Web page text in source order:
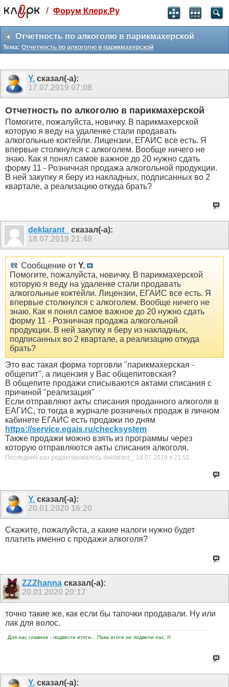
Святые угодники, Клерк без рекламы
прекрасен:)
месяц
3 месяца
259 ₽
-10%
499 ₽
-15%
Отмена Оплатить
/ Форум Клерк.Ру
Отчетность по алкоголю в парикмахерской
Тема: Отчетность по алкоголю в парикмахерской
Y. сказал(-а):
17.07.2019 07:08
Отчетность по алкоголю в парикмахерской
Помогите, пожалуйста, новичку. В парикмахерской
которую я веду на удаленке стали продавать
алкогольные коктейли. Лицензии, ЕГАИС все есть. Я
впервые столкнулся с алкоголем. Вообще ничего не
знаю. Как я понял самое важное до 20 нужно сдать
форму 11 - Розничная продажа алкогольной продукции.
В ней закупку я беру из накладных, подписанных во 2
квартале, а реализацию откуда брать?
deklarant_
сказал(-а):
18.07.2019 21:49
Сообщение от Y.
Помогите, пожалуйста, новичку. В парикмахерской
которую я веду на удаленке стали продавать
алкогольные коктейли. Лицензии, ЕГАИС все есть. Я
впервые столкнулся с алкоголем. Вообще ничего не
знаю. Как я понял самое важное до 20 нужно сдать
форму 11 - Розничная продажа алкогольной
продукции. В ней закупку я беру из накладных,
подписанных во 2 квартале, а реализацию откуда
брать?
Это вас такая форма торговли "парикмахерская -
общепит", а лицензия у Вас общепитовская?
В общепите продажи списываются актами списания с
причиной "реализация"
Если отправляют акты списания проданного алкоголя в
ЕАГИС, то тогда в журнале розничных продаж в личном
кабинете ЕГАИС есть продажи по дням
https://service.egais.ru/checksystem
Также продажи можно взять из программы через
которую отправляются акты списания алкоголя.
Последний раз редактировалось deklarant_; 18.07.2019 в 21:52
Y. сказал(-а):
20.01.2020 16:20
Скажите, пожалуйста, а какие налоги нужно будет
платить именно с продажи алкоголя?
ZZZhannaсказал(-а):
20.01.2020 20:17
точно такие же, как если бы тапочки продавали. Ну или
лак для волос.
Для нас главное - подвести итоги... Пока итоги не подвели нас. ©
Y. сказал(-а):